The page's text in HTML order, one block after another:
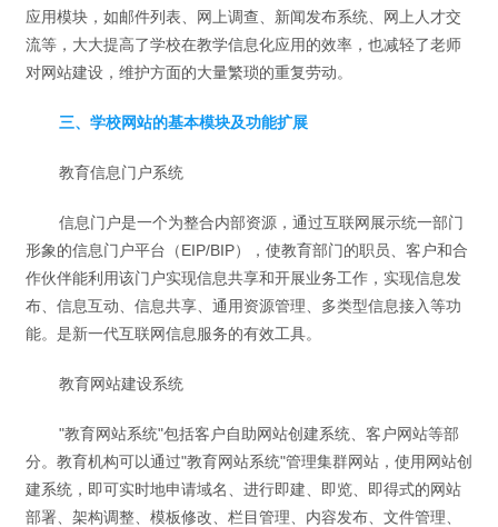
应用模块，如邮件列表、网上调查、新闻发布系统、网上人才交
流等，大大提高了学校在教学信息化应用的效率，也减轻了老师
对网站建设，维护方面的大量繁琐的重复劳动。
三、学校网站的基本模块及功能扩展
教育信息门户系统
信息门户是一个为整合内部资源，通过互联网展示统一部门
形象的信息门户平台（EIP/BIP），使教育部门的职员、客户和合
作伙伴能利用该门户实现信息共享和开展业务工作，实现信息发
布、信息互动、信息共享、通用资源管理、多类型信息接入等功
能。是新一代互联网信息服务的有效工具。
教育网站建设系统
"教育网站系统"包括客户自助网站创建系统、客户网站等部
分。教育机构可以通过"教育网站系统"管理集群网站，使用网站创
建系统，即可实时地申请域名、进行即建、即览、即得式的网站
部署、架构调整、模板修改、栏目管理、内容发布、文件管理、